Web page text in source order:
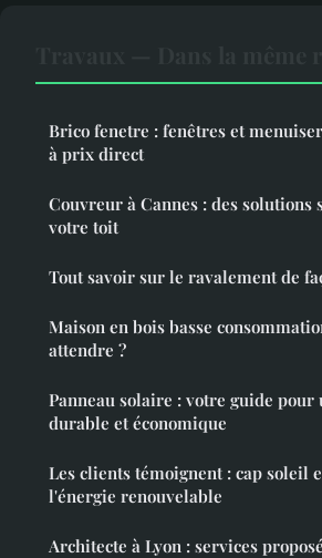
Brico fenetre : fenêtres et
à prix direct
Couvreur à Cannes : des solutions
votre toit
Tout savoir sur le ravalement de
Maison en bois basse
attendre ?
Panneau solaire : votre guide pour
durable et économique
Les clients témoignent : cap soleil
l'énergie renouvelable
Architecte à Lyon : services